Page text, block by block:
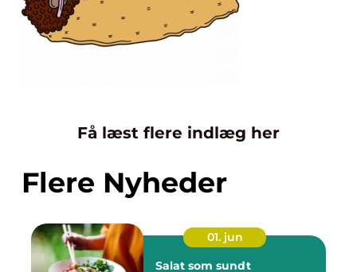
Få læst flere indlæg her
Flere Nyheder
01. jun
Salat som sundt